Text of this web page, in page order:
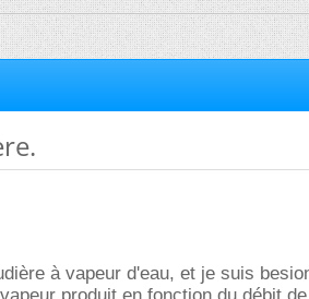
à vapeur d'eau, et je suis